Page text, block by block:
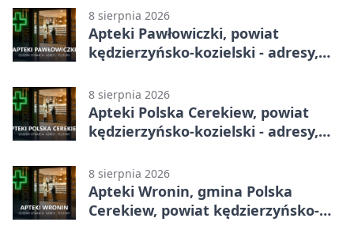
telefony, godziny otwarcia
8 sierpnia 2026
Apteki Pawłowiczki, powiat
kędzierzyńsko-kozielski - adresy,
8 sierpnia 2026
Apteki Polska Cerekiew, powiat
kędzierzyńsko-kozielski - adresy,
8 sierpnia 2026
Apteki Wronin, gmina Polska
Cerekiew, powiat kędzierzyńsko-